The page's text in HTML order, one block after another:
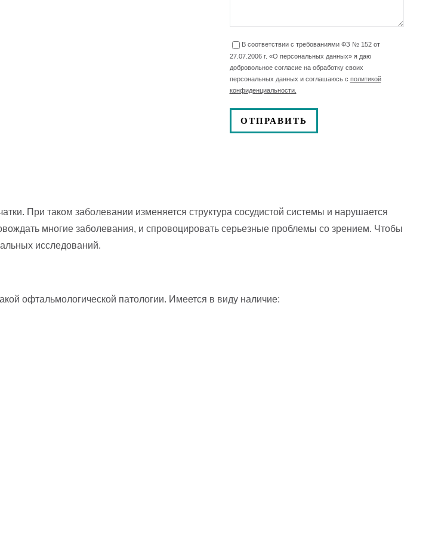
В соответствии с требованиями ФЗ № 152 от
27.07.2006 г. «О персональных данных» я даю
добровольное согласие на обработку своих
персональных данных и соглашаюсь с политикой
конфиденциальности.
При таком заболевании изменяется структура сосудистой системы и нарушается
многие заболевания, и спровоцировать серьезные проблемы со зрением. Чтобы
исследований.
офтальмологической патологии. Имеется в виду наличие: